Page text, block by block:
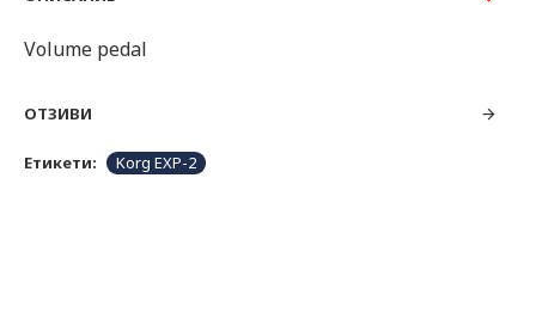
Volume pedal
ОТЗИВИ
Етикети: Korg EXP-2